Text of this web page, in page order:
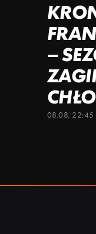
–
08.08, 22:45